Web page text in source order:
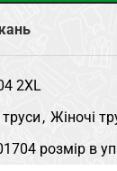
2XL
, Жіночі
розмір в